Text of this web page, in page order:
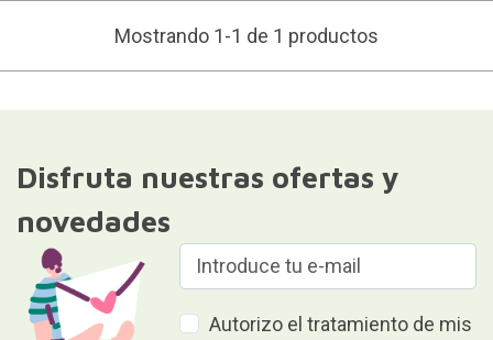
Mostrando 1-1 de 1 productos
Disfruta nuestras ofertas y
novedades
Autorizo el tratamiento de mis